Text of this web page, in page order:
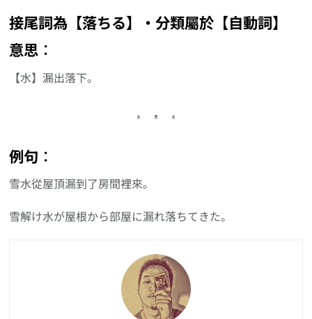
接尾詞為【落ちる】‧分類屬於【自動詞】
意思︰
【水】漏出落下。
例句︰
雪水從屋頂漏到了房間裡來。
雪解け水が屋根から部屋に漏れ落ちてきた。